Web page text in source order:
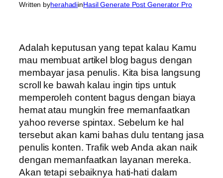
Written byherahadiinHasil Generate Post Generator Pro
Adalah keputusan yang tepat kalau Kamu
mau membuat artikel blog bagus dengan
membayar jasa penulis. Kita bisa langsung
scroll ke bawah kalau ingin tips untuk
memperoleh content bagus dengan biaya
hemat atau mungkin free memanfaatkan
yahoo reverse spintax. Sebelum ke hal
tersebut akan kami bahas dulu tentang jasa
penulis konten. Trafik web Anda akan naik
dengan memanfaatkan layanan mereka.
Akan tetapi sebaiknya hati-hati dalam